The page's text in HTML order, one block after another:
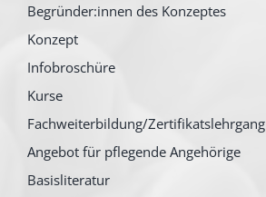
Begründer:innen des Konzeptes
Konzept
Infobroschüre
Kurse
Fachweiterbildung/Zertifikatslehrgang
Angebot für pflegende Angehörige
Basisliteratur